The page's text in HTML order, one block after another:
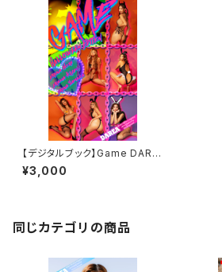
【デジタルブック】Game DARE
A Dream Factory Magazine
¥3,000
同じカテゴリの商品